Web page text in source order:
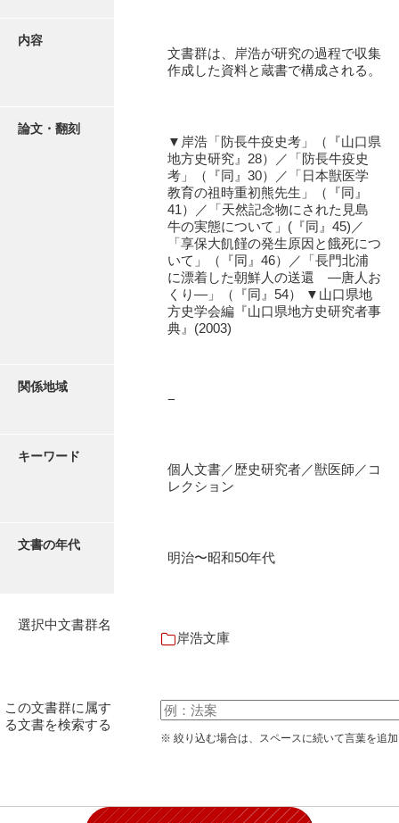
飯田家文書（福岡県）
石井丈若撮影写真
石川卓美文庫
石田家文書（徳山市）
石田家文書（山口市）
市川家文書(千葉県)
厳島神社祭礼堅田中組水上会講文書
伊藤家文書（山口市）
井上一親文書
井上家文書（宇部市）
井上家文書（防府市）
内容
文書群は、岸浩が研究の過程で収集
作成した資料と蔵書で構成される。
論文・翻刻
▼岸浩「防長牛疫史考」（『山口県
地方史研究』28）／「防長牛疫史
考」（『同』30）／「日本獣医学
教育の祖時重初熊先生」（『同』
41）／「天然記念物にされた見島
牛の実態について」(『同』45)／
「享保大飢饉の発生原因と餓死につ
いて」（『同』46）／「長門北浦
に漂着した朝鮮人の送還 ―唐人お
くり―」（『同』54） ▼山口県地
方史学会編『山口県地方史研究者事
典』(2003)
関係地域
−
キーワード
個人文書／歴史研究者／獣医師／コ
レクション
文書の年代
明治〜昭和50年代
選択中文書群名
岸浩文庫
この文書群に属す
る文書を検索する
※ 絞り込む場合は、スペースに続いて言葉を追